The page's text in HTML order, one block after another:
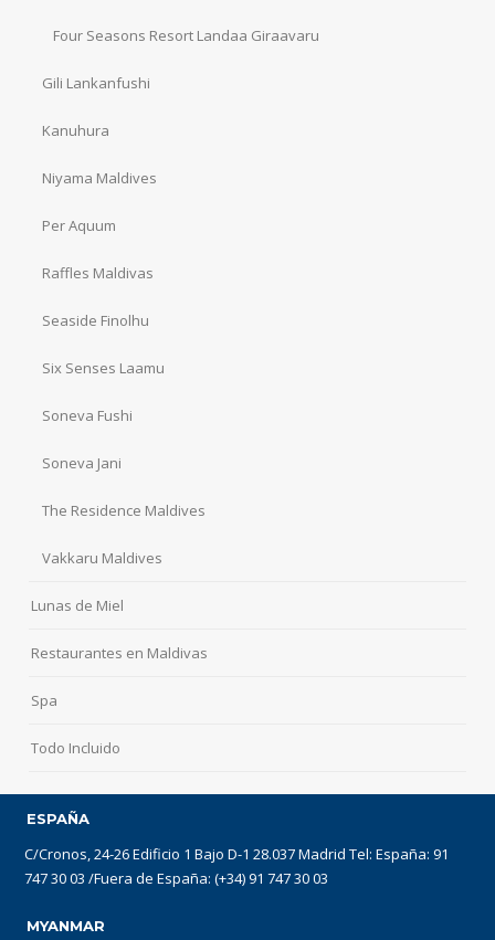
Four Seasons Resort Landaa Giraavaru
Gili Lankanfushi
Kanuhura
Niyama Maldives
Per Aquum
Raffles Maldivas
Seaside Finolhu
Six Senses Laamu
Soneva Fushi
Soneva Jani
The Residence Maldives
Vakkaru Maldives
Lunas de Miel
Restaurantes en Maldivas
Spa
Todo Incluido
ESPAÑA
C/Cronos, 24-26 Edificio 1 Bajo D-1 28.037 Madrid Tel: España: 91
747 30 03 /Fuera de España: (+34) 91 747 30 03
MYANMAR